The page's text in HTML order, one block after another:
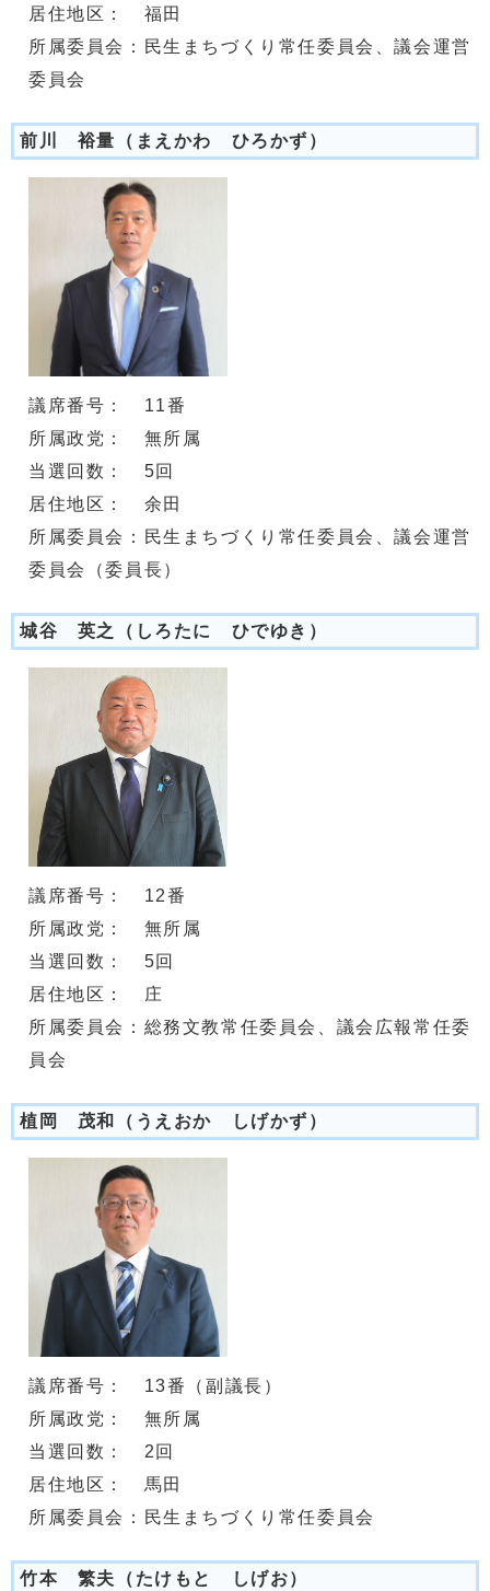
居住地区： 福田
所属委員会：民生まちづくり常任委員会、議会運営
委員会
前川 裕量（まえかわ ひろかず）
議席番号： 11番
所属政党： 無所属
当選回数： 5回
居住地区： 余田
所属委員会：民生まちづくり常任委員会、議会運営
委員会（委員長）
城谷 英之（しろたに ひでゆき）
議席番号： 12番
所属政党： 無所属
当選回数： 5回
居住地区： 庄
所属委員会：総務文教常任委員会、議会広報常任委
員会
植岡 茂和（うえおか しげかず）
議席番号： 13番（副議長）
所属政党： 無所属
当選回数： 2回
居住地区： 馬田
所属委員会：民生まちづくり常任委員会
竹本 繁夫（たけもと しげお）